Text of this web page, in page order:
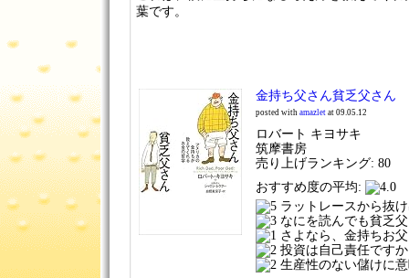
葉です。
金持ち父さん貧乏父さん
posted with amazletat 09.05.12
ロバート キヨサキ
筑摩書房
売り上げランキング: 80
おすすめ度の平均:
ラットレースから抜
なにを読んでも貧乏
さよなら、金持ちお
投資は自己責任です
生産性のない儲けに